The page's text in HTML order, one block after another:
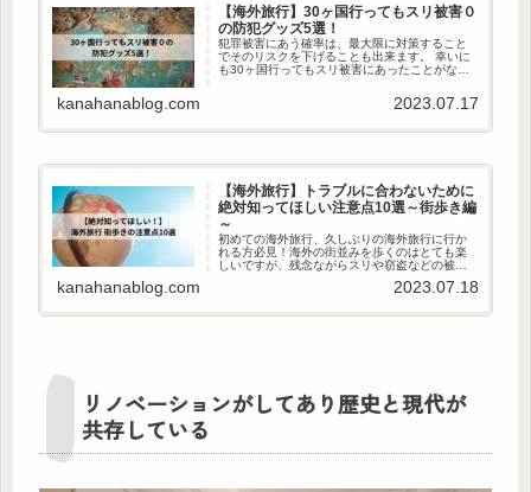
【海外旅行】30ヶ国行ってもスリ被害０
の防犯グッズ5選！
犯罪被害にあう確率は、最大限に対策すること
でそのリスクを下げることも出来ます。 幸いに
も30ヶ国行ってもスリ被害にあったことがな
kanahanablog.com 2023.07.17
【海外旅行】トラブルに合わないために
絶対知ってほしい注意点10選～街歩き編
～
初めての海外旅行、久しぶりの海外旅行に行か
れる方必見！海外の街並みを歩くのはとても楽
しいですが、残念ながらスリや窃盗などの被害
で行動するのではなく、自分で注意/対策しなが
kanahanablog.com 2023.07.18
リノベーションがしてあり歴史と現代が
共存している